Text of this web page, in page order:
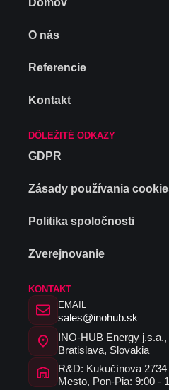
Domov
O nás
Referencie
Kontakt
DÔLEŽITÉ ODKAZY
GDPR
Zásady používania
Politika spoločnosti
Zverejnovanie
KONTAKT
EMAIL
sales@inohub.sk
INO-HUB Energy
Bratislava, Slovakia
R&D: Kukučínova
Mesto, Pon-Pia: 9:00 -